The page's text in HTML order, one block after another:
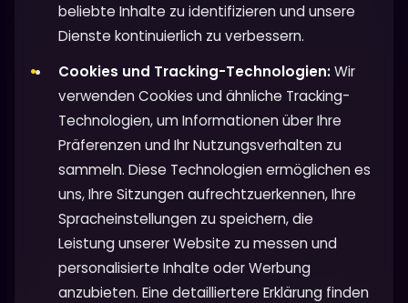
beliebte Inhalte zu identifizieren und unsere
Dienste kontinuierlich zu verbessern.
Cookies und Tracking-Technologien:Wir
verwenden Cookies und ähnliche Tracking-
Technologien, um Informationen über Ihre
Präferenzen und Ihr Nutzungsverhalten zu
sammeln. Diese Technologien ermöglichen es
uns, Ihre Sitzungen aufrechtzuerkennen, Ihre
Spracheinstellungen zu speichern, die
Leistung unserer Website zu messen und
personalisierte Inhalte oder Werbung
anzubieten. Eine detailliertere Erklärung finden